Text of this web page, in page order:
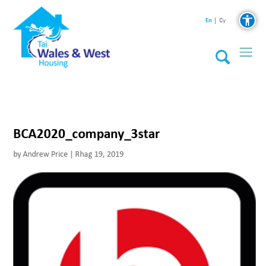
En Cy
BCA2020_company_3star
byAndrew Price | Rhag 19, 2019